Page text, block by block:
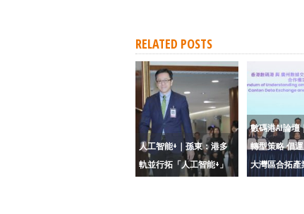
RELATED POSTS
人工智能+｜孫東：港多
軌並行拓「人工智能+」
數碼港AI論壇
轉型策略 倡
大灣區合拓產